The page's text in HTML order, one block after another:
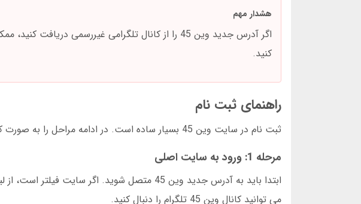
هشدار مهم
اگر آدرس جدید وین 45 را از کانال تلگرامی
کنید.
راهنمای ثبت نام
ثبت نام در سایت وین 45 بسیار ساده است. در ادامه مراحل را به صورت کامل توضیح می دهیم.
مرحله 1: ورود به سایت اصلی
ابتدا باید به آدرس جدید وین 45 متصل شوید. اگر
می توانید کانال وین 45 تلگرام را دنبال کنید.